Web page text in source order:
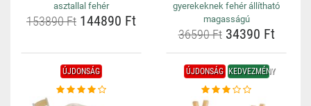
asztallal fehér
153890 Ft 144890 Ft
gyerekeknek fehér állítható
magasságú
36590 Ft34390 Ft
ÚJDONSÁG ÚJDONSÁG KEDVEZMÉNY